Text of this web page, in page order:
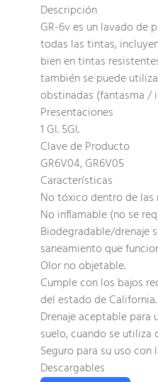
Descripción
GR-6v es un lavado de
todas las tintas,
bien en tintas
también se puede
obstinadas (fantasma /
Presentaciones
1 Gl. 5Gl.
Clave de Producto
GR6V04, GR6V05
Características
No tóxico dentro de las
No inflamable (no se
Biodegradable/drenaje
saneamiento que
Olor no objetable.
Cumple con los bajos
del estado de California.
Drenaje aceptable
suelo, cuando se utiliza
Seguro para su uso
Descargables